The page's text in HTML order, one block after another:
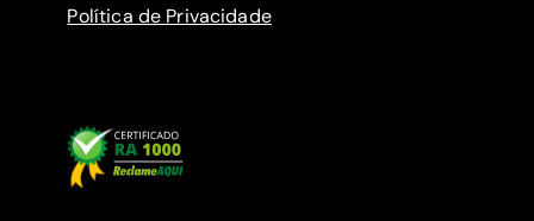
Política de Privacidade